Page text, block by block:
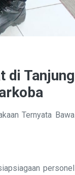
di Tanjung
Ternyata Bawa
personel